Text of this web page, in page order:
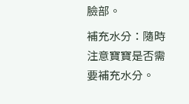
臉部。
補充水分：隨時
注意寶寶是否需
要補充水分。